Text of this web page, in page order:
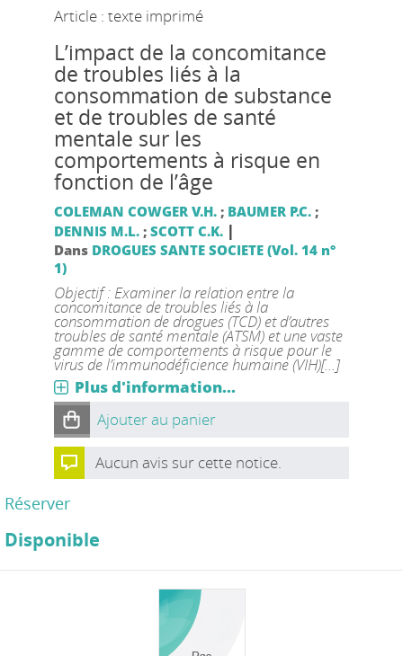
Article : texte imprimé
L’impact de la concomitance
de troubles liés à la
consommation de substance
et de troubles de santé
mentale sur les
comportements à risque en
fonction de l’âge
COLEMAN COWGER V.H.; BAUMER P.C.;
DENNIS M.L.; SCOTT C.K. |
Dans DROGUES SANTE SOCIETE (Vol. 14 n°
1)
Objectif : Examiner la relation entre la
concomitance de troubles liés à la
consommation de drogues (TCD) et d’autres
troubles de santé mentale (ATSM) et une vaste
gamme de comportements à risque pour le
virus de l’immunodéficience humaine (VIH)[...]
Plus d'information...
Ajouter au panier
Aucun avis sur cette notice.
Réserver
Disponible